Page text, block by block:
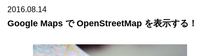
2016.08.14
Google Maps で OpenStreetMap を表示する！